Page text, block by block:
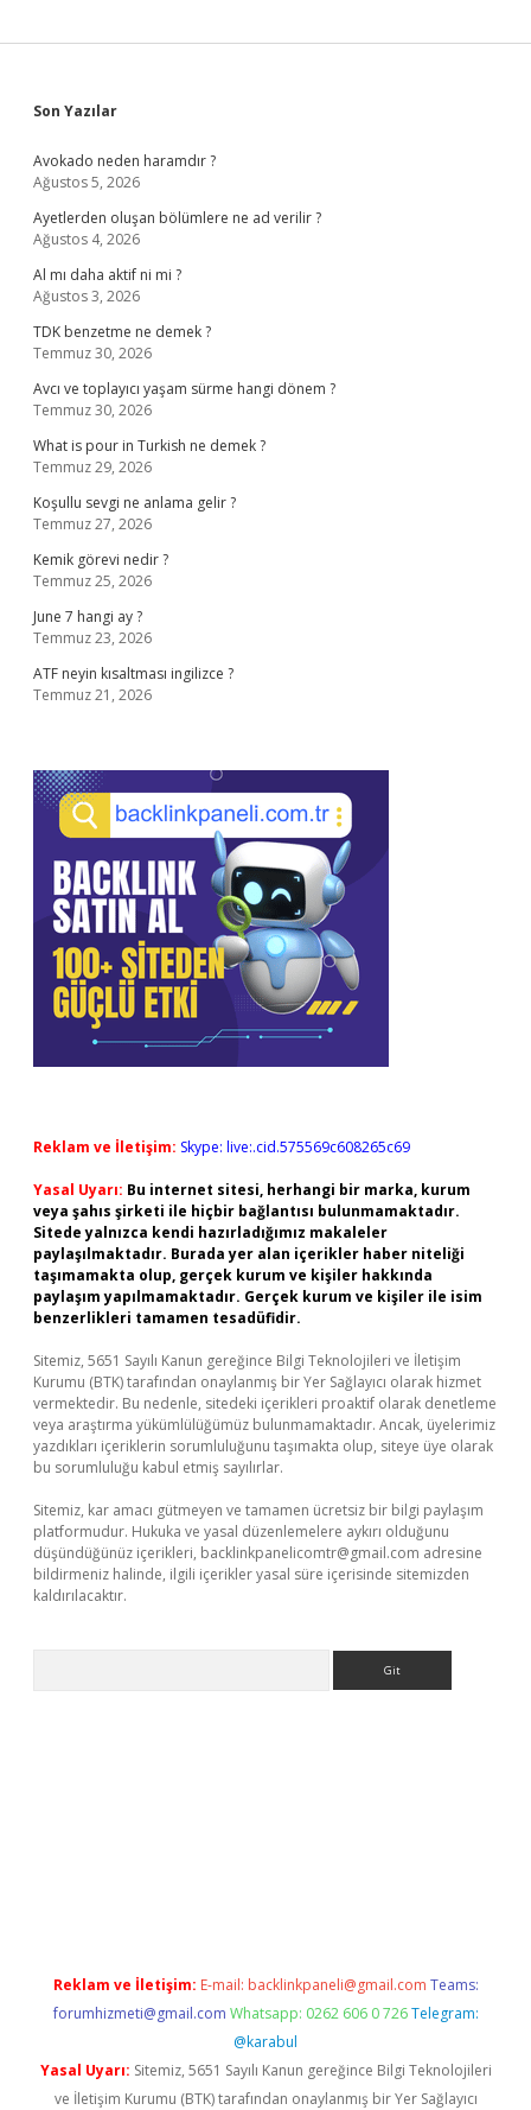
Sidebar
Son Yazılar
Avokado neden haramdır ?
Ağustos 5, 2026
Ayetlerden oluşan bölümlere ne ad verilir ?
Ağustos 4, 2026
Al mı daha aktif ni mi ?
Ağustos 3, 2026
TDK benzetme ne demek ?
Temmuz 30, 2026
Avcı ve toplayıcı yaşam sürme hangi dönem ?
Temmuz 30, 2026
What is pour in Turkish ne demek ?
Temmuz 29, 2026
Koşullu sevgi ne anlama gelir ?
Temmuz 27, 2026
Kemik görevi nedir ?
Temmuz 25, 2026
June 7 hangi ay ?
Temmuz 23, 2026
ATF neyin kısaltması ingilizce ?
Temmuz 21, 2026
Reklam ve İletişim: Skype: live:.cid.575569c608265c69
Yasal Uyarı: Bu internet sitesi, herhangi bir marka, kurum
veya şahıs şirketi ile hiçbir bağlantısı bulunmamaktadır.
Sitede yalnızca kendi hazırladığımız makaleler
paylaşılmaktadır. Burada yer alan içerikler haber niteliği
taşımamakta olup, gerçek kurum ve kişiler hakkında
paylaşım yapılmamaktadır. Gerçek kurum ve kişiler ile isim
benzerlikleri tamamen tesadüfidir.
Sitemiz, 5651 Sayılı Kanun gereğince Bilgi Teknolojileri ve İletişim
Kurumu (BTK) tarafından onaylanmış bir Yer Sağlayıcı olarak hizmet
vermektedir. Bu nedenle, sitedeki içerikleri proaktif olarak denetleme
veya araştırma yükümlülüğümüz bulunmamaktadır. Ancak, üyelerimiz
yazdıkları içeriklerin sorumluluğunu taşımakta olup, siteye üye olarak
bu sorumluluğu kabul etmiş sayılırlar.
Sitemiz, kar amacı gütmeyen ve tamamen ücretsiz bir bilgi paylaşım
platformudur. Hukuka ve yasal düzenlemelere aykırı olduğunu
düşündüğünüz içerikleri, backlinkpanelicomtr@gmail.com adresine
bildirmeniz halinde, ilgili içerikler yasal süre içerisinde sitemizden
kaldırılacaktır.
Reklam ve İletişim: E-mail: backlinkpaneli@gmail.com Teams:
forumhizmeti@gmail.com Whatsapp: 0262 606 0 726 Telegram:
@karabul
Yasal Uyarı: Sitemiz, 5651 Sayılı Kanun gereğince Bilgi Teknolojileri
ve İletişim Kurumu (BTK) tarafından onaylanmış bir Yer Sağlayıcı